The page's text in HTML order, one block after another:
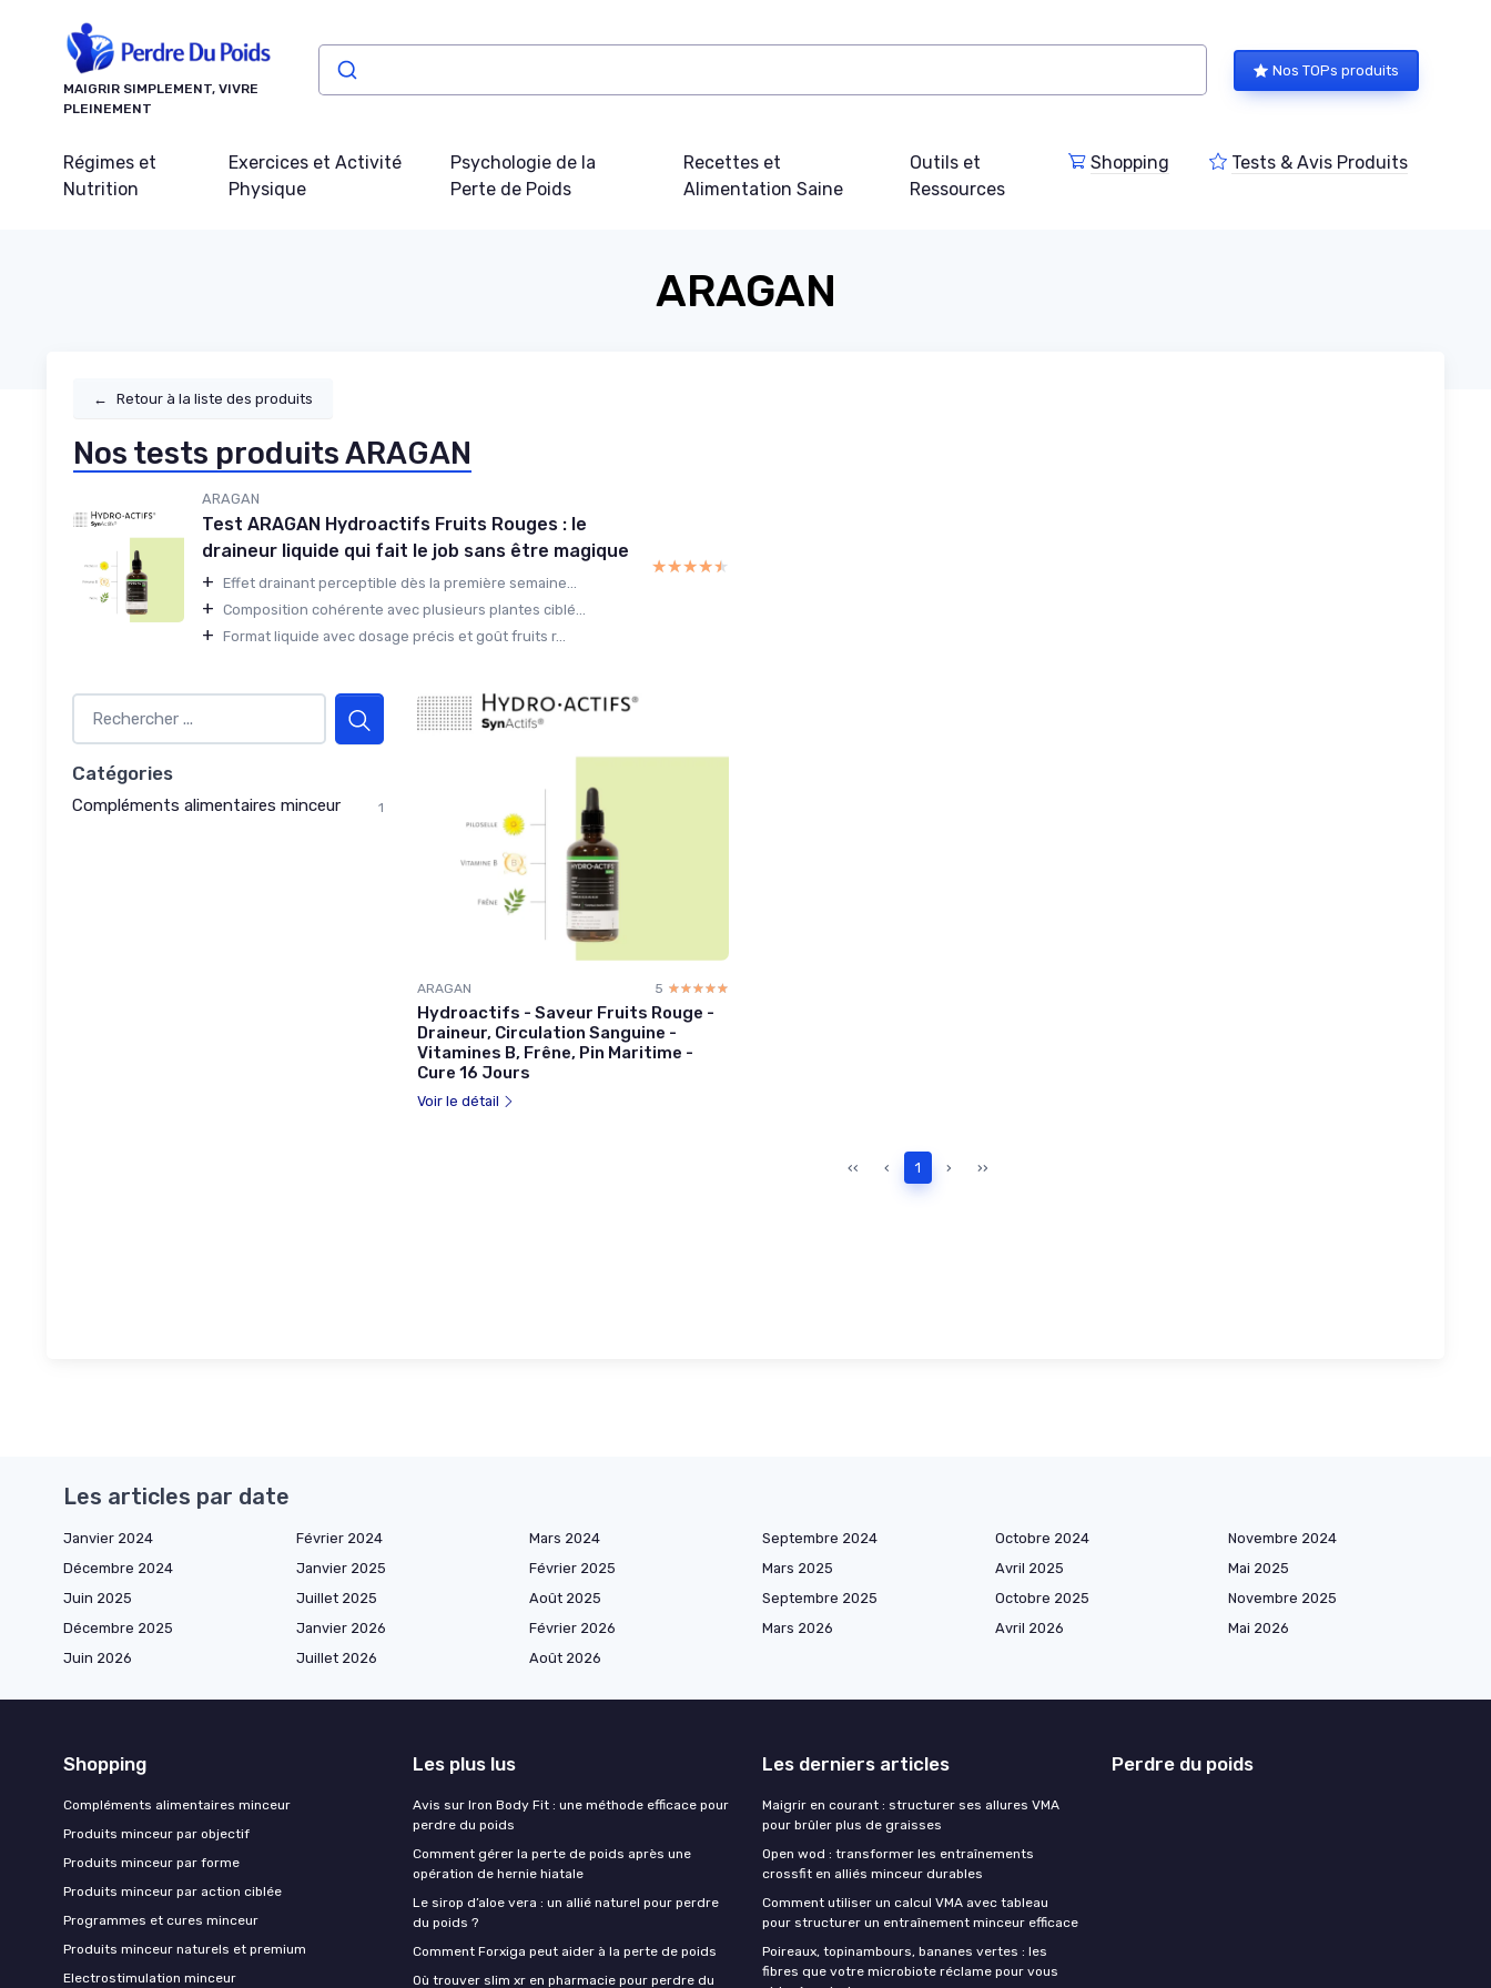
MAIGRIR SIMPLEMENT, VIVRE
PLEINEMENT
Nos TOPs produits
Régimes et
Nutrition
Exercices et Activité
Physique
Psychologie de la
Perte de Poids
Recettes et
Alimentation Saine
Outils et
Ressources
Shopping Tests & Avis Produits
ARAGAN
← Retour à la liste des produits
Nos tests produits ARAGAN
ARAGAN
Test ARAGAN Hydroactifs Fruits Rouges : le
draineur liquide qui fait le job sans être magique
+ Effet drainant perceptible dès la première semaine...
+ Composition cohérente avec plusieurs plantes ciblé...
+ Format liquide avec dosage précis et goût fruits r...
★★★★★
★★★★★
Catégories
Compléments alimentaires minceur 1
ARAGAN 5 ☆☆☆☆☆
★★★★★
Hydroactifs - Saveur Fruits Rouge -
Draineur, Circulation Sanguine -
Vitamines B, Frêne, Pin Maritime -
Cure 16 Jours
Voir le détail
‹‹ ‹ 1 › ››
Les articles par date
Janvier 2024 Février 2024 Mars 2024 Septembre 2024 Octobre 2024
Novembre 2024
Décembre 2024
Janvier 2025 Février 2025 Mars 2025 Avril 2025
Mai 2025
Juin 2025
Juillet 2025 Août 2025 Septembre 2025 Octobre 2025
Novembre 2025
Décembre 2025
Janvier 2026 Février 2026 Mars 2026 Avril 2026
Mai 2026
Juin 2026
Juillet 2026 Août 2026
Shopping
Compléments alimentaires minceur
Produits minceur par objectif
Produits minceur par forme
Produits minceur par action ciblée
Programmes et cures minceur
Produits minceur naturels et premium
Electrostimulation minceur
Les plus lus
Avis sur Iron Body Fit : une méthode efficace pour
perdre du poids
Comment gérer la perte de poids après une
opération de hernie hiatale
Le sirop d’aloe vera : un allié naturel pour perdre
du poids ?
Comment Forxiga peut aider à la perte de poids
Où trouver slim xr en pharmacie pour perdre du
Les derniers articles
Maigrir en courant : structurer ses allures VMA
pour brûler plus de graisses
Open wod : transformer les entraînements
crossfit en alliés minceur durables
Comment utiliser un calcul VMA avec tableau
pour structurer un entraînement minceur efficace
Poireaux, topinambours, bananes vertes : les
fibres que votre microbiote réclame pour vous
Perdre du poids